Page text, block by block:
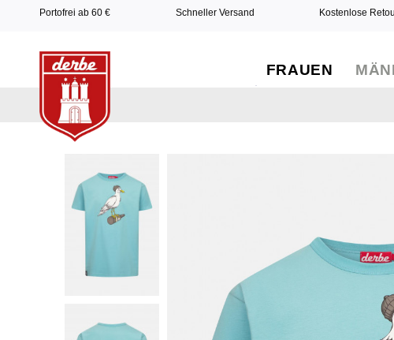
Portofrei ab 60 € Schneller Versand Kostenlose
FRAUEN